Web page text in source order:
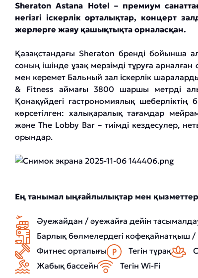
Sheraton Astana Hotel – премиум
негізгі іскерлік орталықтар, концерт
жерлерге жаяу қашықтықта орналасқан.
Қазақстандағы Sheraton бренді бойынша
соның ішінде ұзақ мерзімді тұруға
мен керемет Бальный зал іскерлік
& Fitness аймағы 3800 шаршы метрді
Қонақүйдегі гастрономиялық
көрсетілген: халықаралық тағамдар
және The Lobby Bar – тиімді кездесулер,
орындар.
Ең танымал ыңғайлылықтар мен қызметтер
Әуежайдан / әуежайға дейін
Барлық бөлмелердегі кофеқайнатқыш
Фитнес орталығы
Тегін тұрақ
Жабық бассейн
Тегін Wi-Fi